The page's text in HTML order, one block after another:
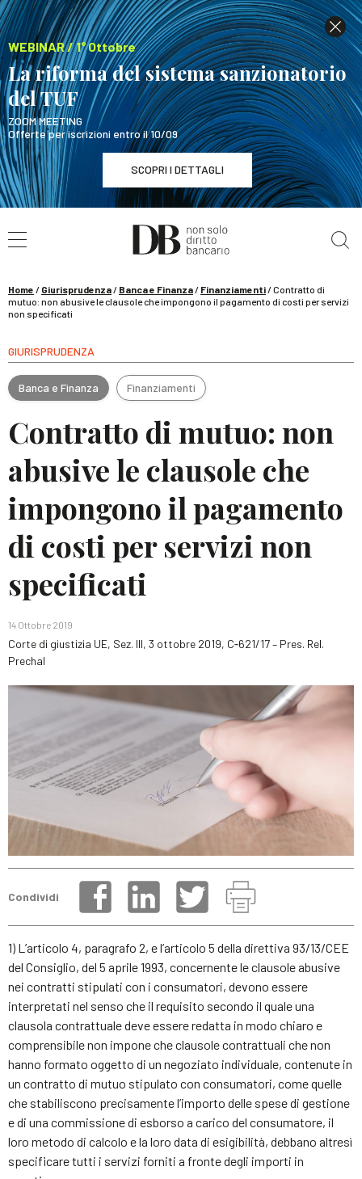
WEBINAR / 1° Ottobre
La riforma del sistema sanzionatorio
del TUF
ZOOM MEETING
Offerte per iscrizioni entro il 10/09
SCOPRI I DETTAGLI
WEBINAR / 1° Ottobre
La riforma del sistema sanzionatorio del TUF
Home / Giurisprudenza/ Banca e Finanza/ Finanziamenti/Contratto di
mutuo: non abusive le clausole che impongono il pagamento di costi per servizi
non specificati
GIURISPRUDENZA
Banca e Finanza Finanziamenti
Contratto di mutuo: non
abusive le clausole che
impongono il pagamento
di costi per servizi non
specificati
14 Ottobre 2019
Corte di giustizia UE, Sez. III, 3 ottobre 2019, C‑621/17 – Pres. Rel.
Prechal
Condividi
1) L’articolo 4, paragrafo 2, e l’articolo 5 della direttiva 93/13/CEE
del Consiglio, del 5 aprile 1993, concernente le clausole abusive
nei contratti stipulati con i consumatori, devono essere
interpretati nel senso che il requisito secondo il quale una
clausola contrattuale deve essere redatta in modo chiaro e
comprensibile non impone che clausole contrattuali che non
hanno formato oggetto di un negoziato individuale, contenute in
un contratto di mutuo stipulato con consumatori, come quelle
che stabiliscono precisamente l’importo delle spese di gestione
e di una commissione di esborso a carico del consumatore, il
loro metodo di calcolo e la loro data di esigibilità, debbano altresì
specificare tutti i servizi forniti a fronte degli importi in